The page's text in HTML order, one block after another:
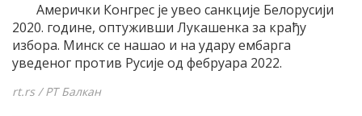
Амерички Конгрес је увео санкције Белорусији
2020. године, оптуживши Лукашенка за крађу
избора. Минск се нашао и на удару ембарга
уведеног против Русије од фебруара 2022.
rt.rs / РТ Балкан